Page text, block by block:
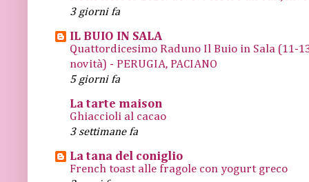
3 giorni fa
IL BUIO IN SALA
Quattordicesimo Raduno Il Buio in Sala (11-
novità) - PERUGIA, PACIANO
5 giorni fa
La tarte maison
Ghiaccioli al cacao
3 settimane fa
La tana del coniglio
French toast alle fragole con yogurt greco